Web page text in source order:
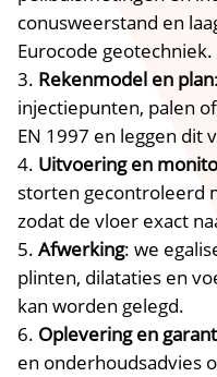
conusweerstand en
Eurocode geotechniek.​
Rekenmodel en plan
injectiepunten, palen
EN 1997 en leggen dit
Uitvoering en
storten gecontroleerd
zodat de vloer exact
Afwerking: we
plinten, dilataties en
kan worden gelegd.​
Oplevering en
en onderhoudsadvies